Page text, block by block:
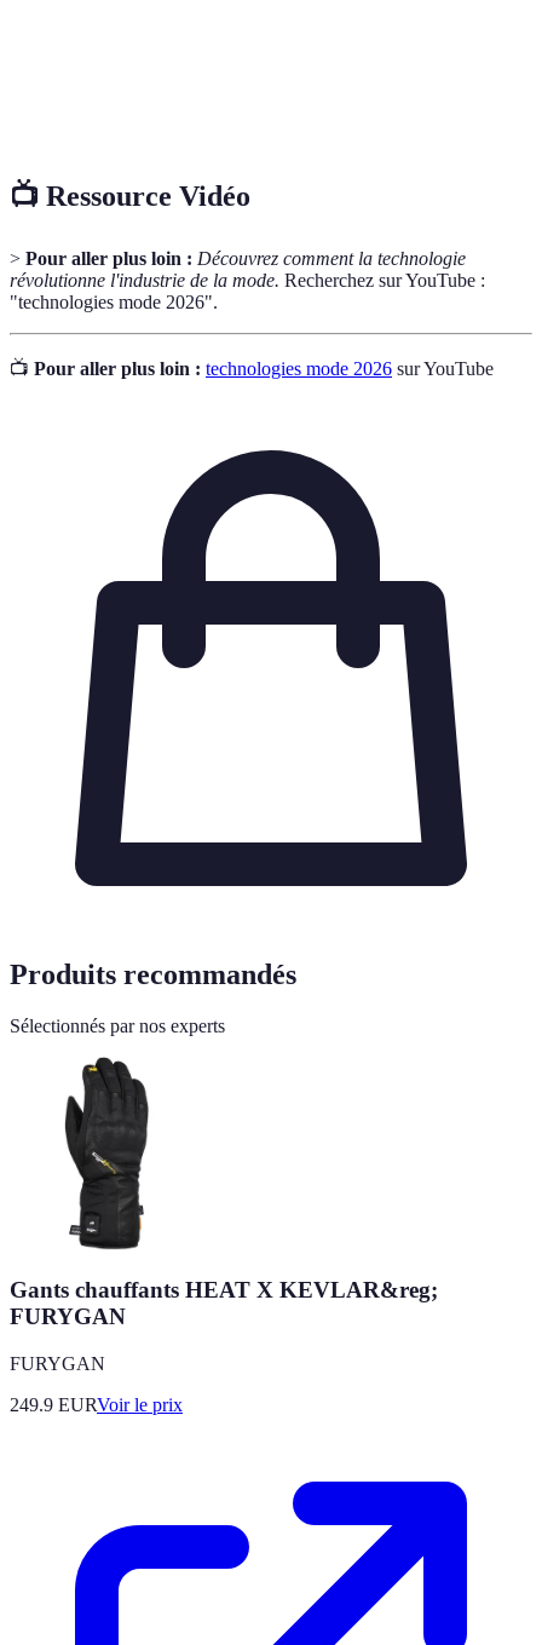
📺 Ressource Vidéo
> Pour aller plus loin : Découvrez comment la technologie
révolutionne l'industrie de la mode. Recherchez sur YouTube :
"technologies mode 2026".
📺 Pour aller plus loin : technologies mode 2026 sur YouTube
Produits recommandés
Sélectionnés par nos experts
Gants chauffants HEAT X KEVLAR&reg;
FURYGAN
FURYGAN
249.9 EURVoir le prix